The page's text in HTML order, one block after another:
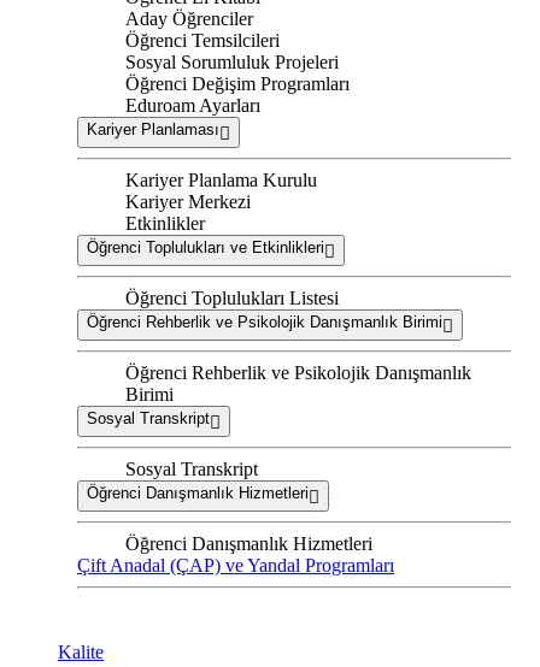
Aday Öğrenciler
Öğrenci Temsilcileri
Sosyal Sorumluluk Projeleri
Öğrenci Değişim Programları
Eduroam Ayarları
Kariyer Planlaması
Kariyer Planlama Kurulu
Kariyer Merkezi
Etkinlikler
Öğrenci Toplulukları ve Etkinlikleri
Öğrenci Toplulukları Listesi
Öğrenci Rehberlik ve Psikolojik Danışmanlık Birimi
Öğrenci Rehberlik ve Psikolojik Danışmanlık
Birimi
Sosyal Transkript
Sosyal Transkript
Öğrenci Danışmanlık Hizmetleri
Öğrenci Danışmanlık Hizmetleri
Çift Anadal (ÇAP) ve Yandal Programları
Kalite